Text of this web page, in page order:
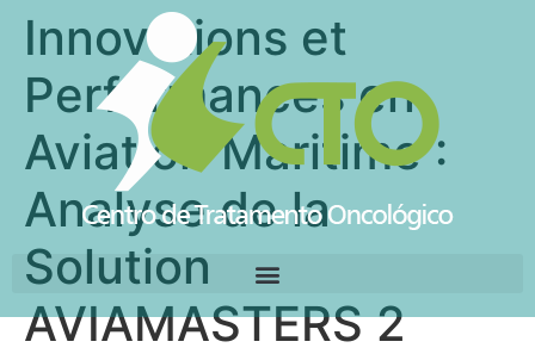
Innovations et
Performances en
Aviation Maritime :
Analyse de la
Solution
AVIAMASTERS 2